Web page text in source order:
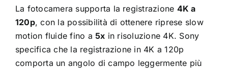
La fotocamera supporta la registrazione 4K a
120p, con la possibilità di ottenere riprese slow
motion fluide fino a5x in risoluzione 4K. Sony
specifica che la registrazione in 4K a 120p
comporta un angolo di campo leggermente più